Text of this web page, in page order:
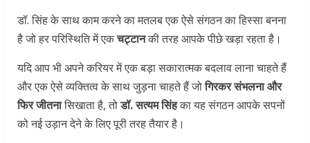
डॉ. सिंह के साथ काम करने का मतलब एक ऐसे संगठन का हिस्सा बनना
है जो हर परिस्थिति में एकचट्टानकी तरह आपके पीछे खड़ा रहता है।
यदि आप भी अपने करियर में एक बड़ा सकारात्मक बदलाव लाना चाहते हैं
और एक ऐसे व्यक्तित्व के साथ जुड़ना चाहते हैं जोगिरकर संभलना और
फिर जीतनासिखाता है, तोडॉ. सत्यम सिंहका यह संगठन आपके सपनों
को नई उड़ान देने के लिए पूरी तरह तैयार है।